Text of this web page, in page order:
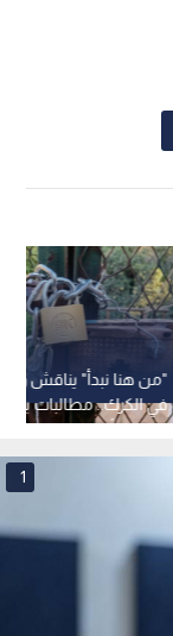
"من هنا نبدأ" يناقش
في الكرك.. مطالبات
وفتحها أمام المواطنين
1